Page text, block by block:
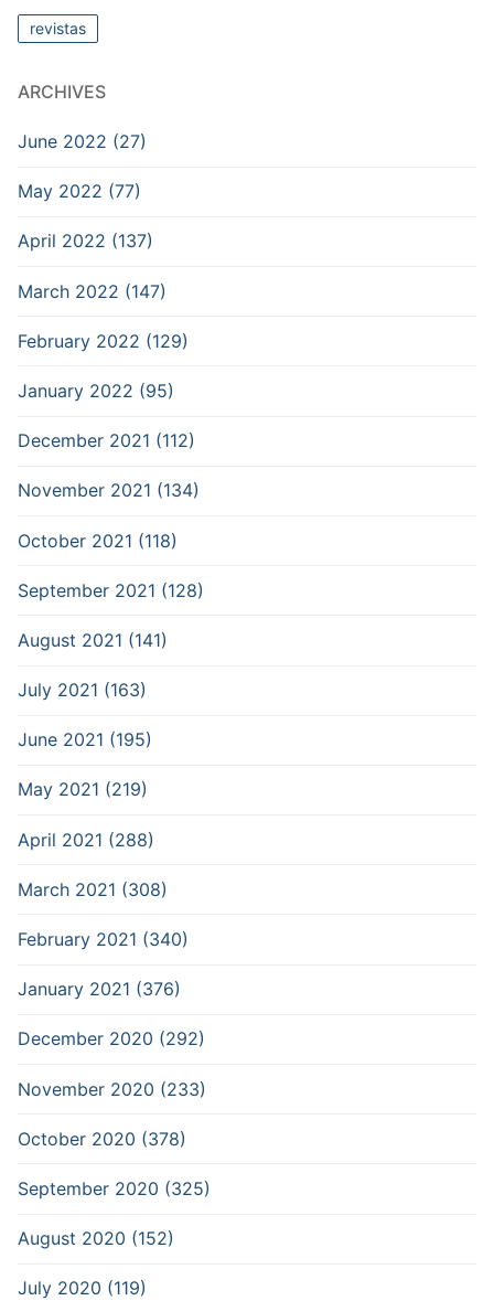
revistas
ARCHIVES
June 2022 (27)
May 2022 (77)
April 2022 (137)
March 2022 (147)
February 2022 (129)
January 2022 (95)
December 2021 (112)
November 2021 (134)
October 2021 (118)
September 2021 (128)
August 2021 (141)
July 2021 (163)
June 2021 (195)
May 2021 (219)
April 2021 (288)
March 2021 (308)
February 2021 (340)
January 2021 (376)
December 2020 (292)
November 2020 (233)
October 2020 (378)
September 2020 (325)
August 2020 (152)
July 2020 (119)